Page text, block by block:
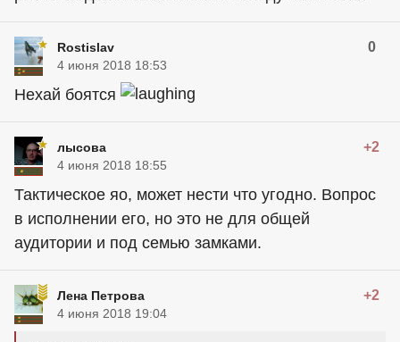
Rostislav 0
4 июня 2018 18:53
Нехай боятся
лысова +2
4 июня 2018 18:55
Тактическое яо, может нести что угодно. Вопрос
в исполнении его, но это не для общей
аудитории и под семью замками.
Лена Петрова +2
4 июня 2018 19:04